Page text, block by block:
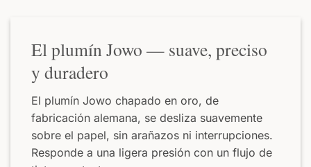
El plumín Jowo — suave, preciso
y duradero
El plumín Jowo chapado en oro, de
fabricación alemana, se desliza suavemente
sobre el papel, sin arañazos ni interrupciones.
Responde a una ligera presión con un flujo de